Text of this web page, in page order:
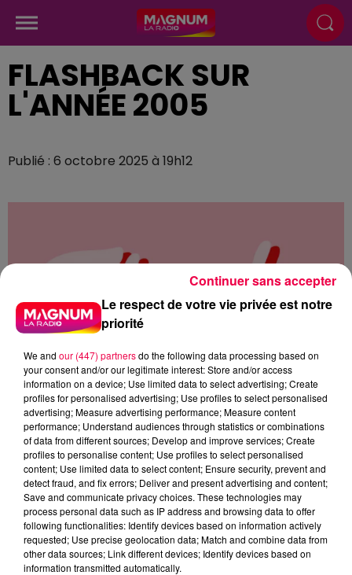
FLASHBACK SUR
L'ANNÉE 2005
Publié : 6 octobre 2025 à 19h12
podcasts/2025/10/20251006-Flashback.mp3
Le respect de votre vie privée est notre
priorité
We and our (447) partnersdo the following data processing based on
your consent and/or our legitimate interest: Store and/or access
information on a device; Use limited data to select advertising; Create
profiles for personalised advertising; Use profiles to select personalised
advertising; Measure advertising performance; Measure content
performance; Understand audiences through statistics or combinations
of data from different sources; Develop and improve services; Create
profiles to personalise content; Use profiles to select personalised
content; Use limited data to select content; Ensure security, prevent and
detect fraud, and fix errors; Deliver and present advertising and content;
Save and communicate privacy choices. These technologies may
process personal data such as IP address and browsing data to offer
following functionalities: Identify devices based on information actively
requested; Use precise geolocation data; Match and combine data from
other data sources; Link different devices; Identify devices based on
information transmitted automatically.
Continuer sans accepter